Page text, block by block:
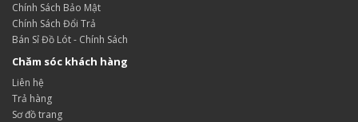
Chính Sách Bảo Mật
Chính Sách Đổi Trả
Bán Sỉ Đồ Lót - Chính Sách
Chăm sóc khách hàng
Liên hệ
Trả hàng
Sơ đồ trang